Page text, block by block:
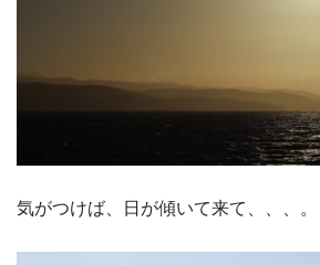
気がつけば、日が傾いて来て、、、。